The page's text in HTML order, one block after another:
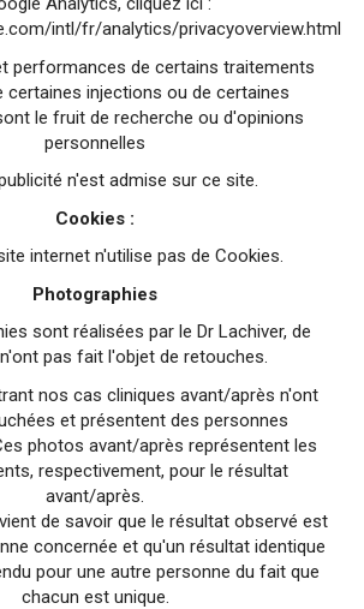
intl/fr/analytics/privacyoverview.html
performances de certains traitements
certaines injections ou de certaines
le fruit de recherche ou d'opinions
personnelles
n'est admise sur ce site.
Cookies :
internet n'utilise pas de Cookies.
Photographies
sont réalisées par le Dr Lachiver, de
pas fait l'objet de retouches.
nos cas cliniques avant/après n'ont
et présentent des personnes
photos avant/après représentent les
respectivement, pour le résultat
avant/après.
de savoir que le résultat observé est
concernée et qu'un résultat identique
pour une autre personne du fait que
chacun est unique.